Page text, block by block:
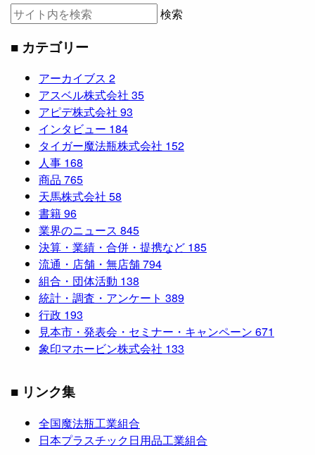
検索
■ カテゴリー
アーカイブス 2
アスベル株式会社 35
アピデ株式会社 93
インタビュー 184
タイガー魔法瓶株式会社 152
人事 168
商品 765
天馬株式会社 58
書籍96
業界のニュース 845
決算・業績・合併・提携など 185
流通・店舗・無店舗794
組合・団体活動 138
統計・調査・アンケート 389
行政 193
見本市・発表会・セミナー・キャンペーン 671
象印マホービン株式会社 133
■ リンク集
全国魔法瓶工業組合
日本プラスチック日用品工業組合